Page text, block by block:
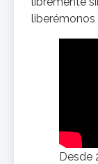
liberémonos
Desde